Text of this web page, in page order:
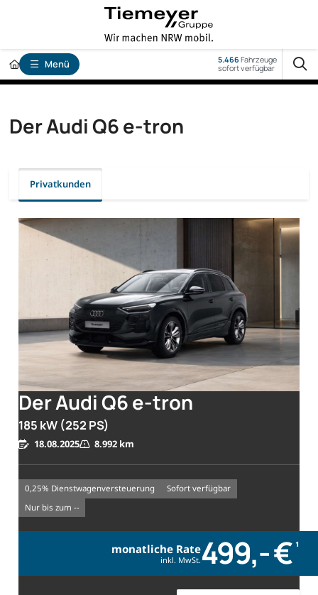
Menü 5.466Fahrzeuge
sofort verfügbar
Der Audi Q6 e-tron
Privatkunden
Der Audi Q6 e-tron
185 kW (252 PS)
18.08.2025 8.992 km
0,25% Dienstwagenversteuerung
sofort verfügbar
nur bis zum --
monatliche Rate
inkl. MwSt. 499,- € 1